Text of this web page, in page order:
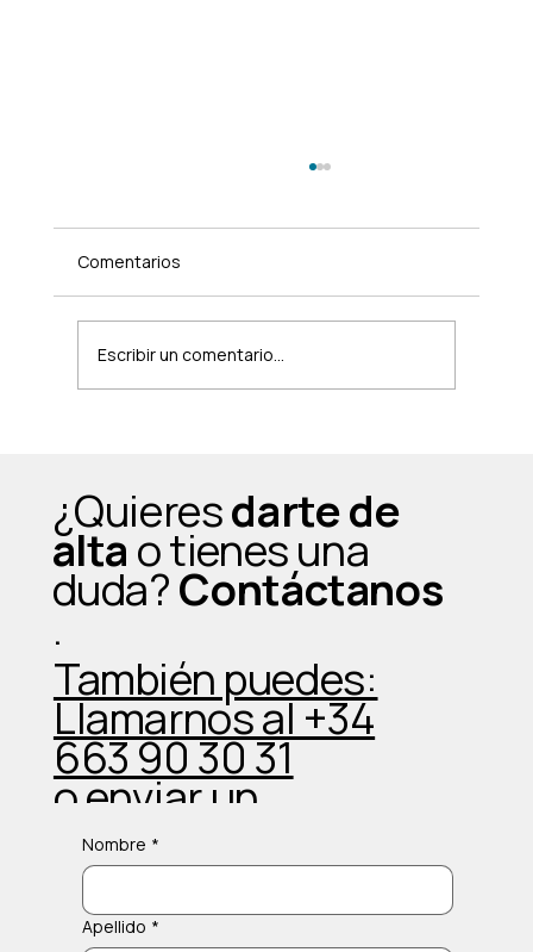
la experiencia
Comentarios
Escribir un comentario...
¿Quieresdarte de
alta o tienes una
duda?Contáctanos
.
También puedes:
Llamarnos al +34
663 90 30 31
o enviar un
Whatsapp
Nombre *
Apellido *